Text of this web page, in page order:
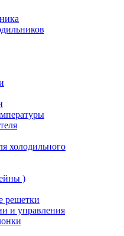
холодильного
)
решетки
и управления